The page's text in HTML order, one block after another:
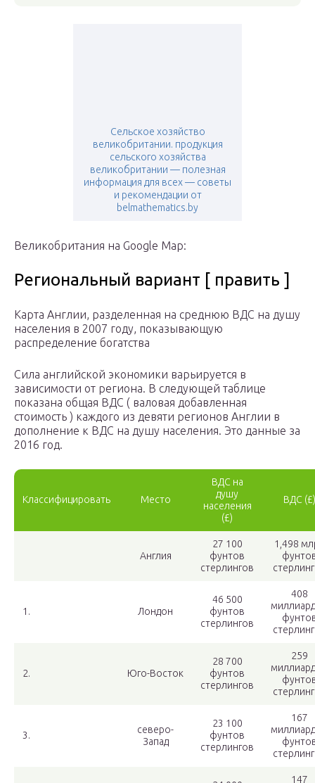
Сельское хозяйство
великобритании. продукция
сельского хозяйства
великобритании — полезная
информация для всех — советы
и рекомендации от
belmathematics.by
Великобритания на Google Map:
Региональный вариант [ править ]
Карта Англии, разделенная на среднюю ВДС на душу
населения в 2007 году, показывающую
распределение богатства
Сила английской экономики варьируется в
зависимости от региона. В следующей таблице
показана общая ВДС ( валовая добавленная
стоимость ) каждого из девяти регионов Англии в
дополнение к ВДС на душу населения. Это данные за
2016 год.
Классифицировать Место
ВДС на
душу
населения
(£)
ВДС (£)
Англия
27 100
фунтов
стерлингов
1,498
1. Лондон
46 500
фунтов
стерлингов
408
2. Юго-Восток
28 700
фунтов
стерлингов
259
3.
северо-
Запад
23 100
фунтов
стерлингов
167
147